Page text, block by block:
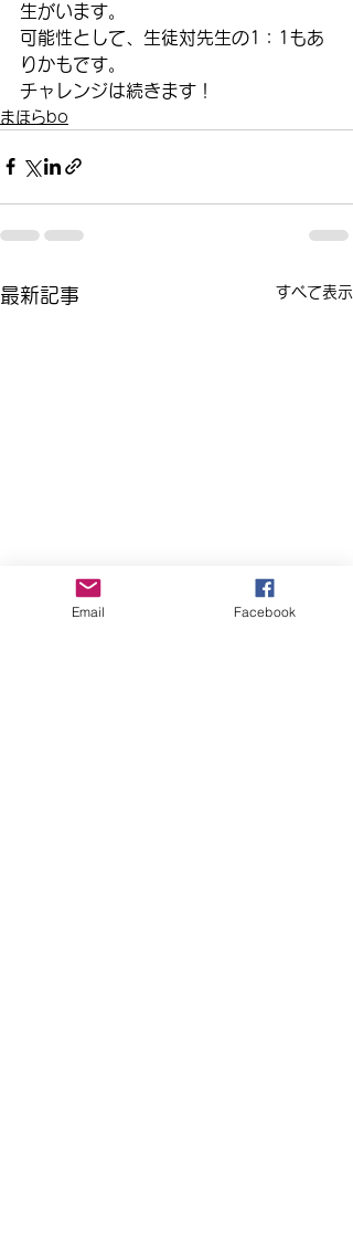
生がいます。
可能性として、生徒対先生の1：1もあ
りかもです。
チャレンジは続きます！
まほらbo
最新記事 すべて表示
Email Facebook